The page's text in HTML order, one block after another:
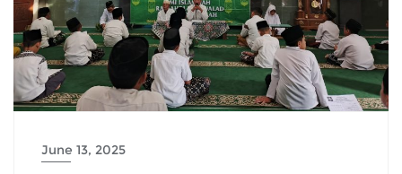
June 13, 2025